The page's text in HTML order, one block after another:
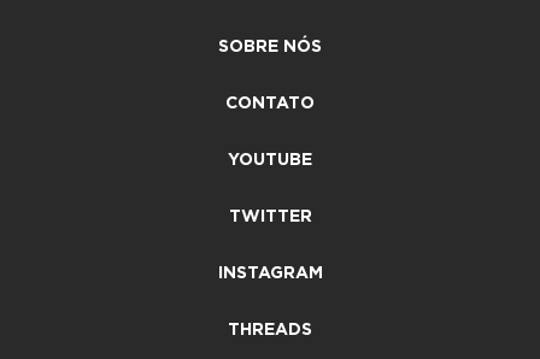
SOBRE NÓS
CONTATO
YOUTUBE
TWITTER
INSTAGRAM
THREADS